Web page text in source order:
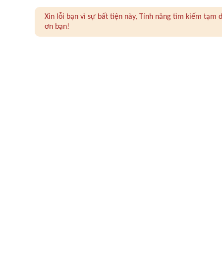
Xin lỗi bạn vì sự bất tiện này, Tính năng tìm kiếm
ơn bạn!